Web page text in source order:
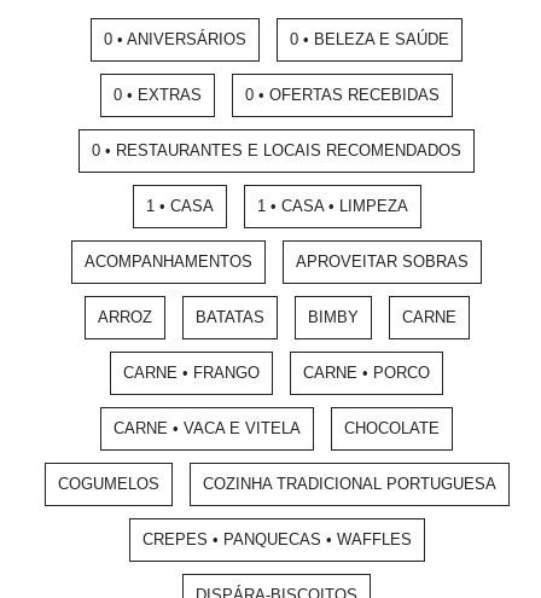
0 • ANIVERSÁRIOS 0 • BELEZA E SAÚDE
0 • EXTRAS 0 • OFERTAS RECEBIDAS
0 • RESTAURANTES E LOCAIS RECOMENDADOS
1 • CASA 1 • CASA • LIMPEZA
ACOMPANHAMENTOS APROVEITAR SOBRAS
ARROZ BATATAS BIMBY CARNE
CARNE • FRANGO CARNE • PORCO
CARNE • VACA E VITELA CHOCOLATE
COGUMELOS COZINHA TRADICIONAL PORTUGUESA
CREPES • PANQUECAS • WAFFLES